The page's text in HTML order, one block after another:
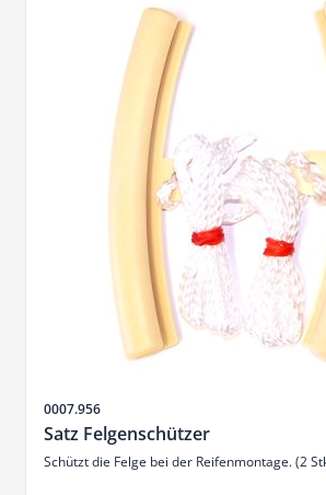
SKU
0007.956
Satz Felgenschützer
Schützt die Felge bei der Reifenmontage. (2